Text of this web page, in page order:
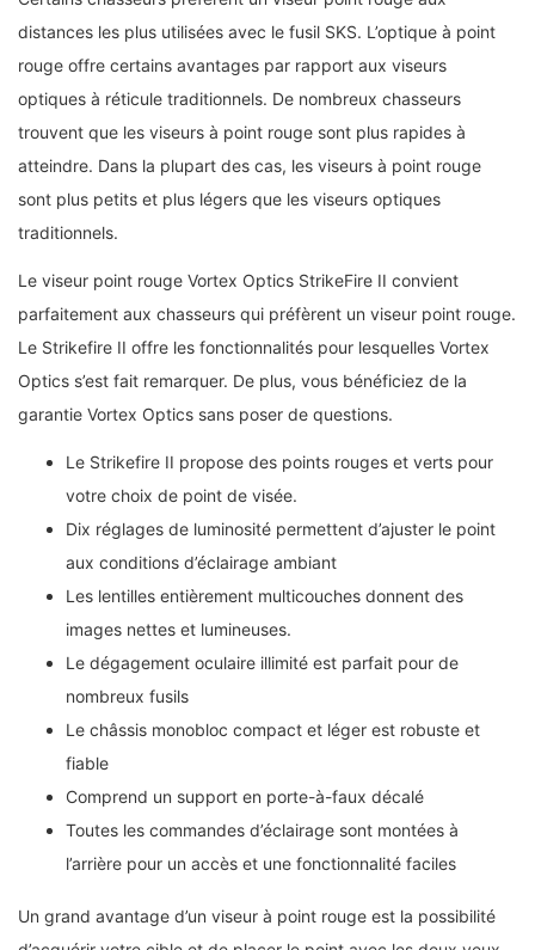
distances les plus utilisées avec le fusil SKS. L’optique à point
rouge offre certains avantages par rapport aux viseurs
optiques à réticule traditionnels. De nombreux chasseurs
trouvent que les viseurs à point rouge sont plus rapides à
atteindre. Dans la plupart des cas, les viseurs à point rouge
sont plus petits et plus légers que les viseurs optiques
traditionnels.
Le viseur point rouge Vortex Optics StrikeFire II convient
parfaitement aux chasseurs qui préfèrent un viseur point rouge.
Le Strikefire II offre les fonctionnalités pour lesquelles Vortex
Optics s’est fait remarquer. De plus, vous bénéficiez de la
garantie Vortex Optics sans poser de questions.
Le Strikefire II propose des points rouges et verts pour
votre choix de point de visée.
Dix réglages de luminosité permettent d’ajuster le point
aux conditions d’éclairage ambiant
Les lentilles entièrement multicouches donnent des
images nettes et lumineuses.
Le dégagement oculaire illimité est parfait pour de
nombreux fusils
Le châssis monobloc compact et léger est robuste et
fiable
Comprend un support en porte-à-faux décalé
Toutes les commandes d’éclairage sont montées à
l’arrière pour un accès et une fonctionnalité faciles
Un grand avantage d’un viseur à point rouge est la possibilité